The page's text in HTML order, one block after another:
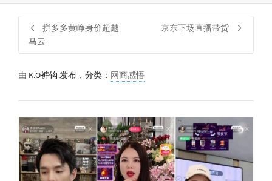
拼多多黄峥身价超越
马云
京东下场直播带货
由 K.O裤钩 发布，分类： 网商感悟